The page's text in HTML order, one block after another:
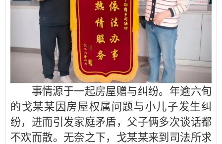
事情源于一起房屋赠与纠纷。年逾六旬
的戈某某因房屋权属问题与小儿子发生纠
纷，进而引发家庭矛盾，父子俩多次谈话都
不欢而散。无奈之下，戈某某来到司法所求